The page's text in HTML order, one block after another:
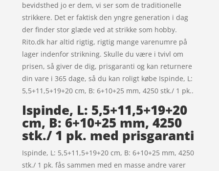
bevidsthed jo er dem, vi ser som de traditionelle
strikkere. Det er faktisk den yngre generation i dag
der finder stor glæde ved at strikke som hobby.
Rito.dk har altid rigtig, rigtig mange varenumre på
lager indenfor strikning. Skulle du være i tvivl om
prisen, så giver de dig, prisgaranti og kan returnere
din vare i 365 dage, så du kan roligt købe Ispinde, L:
5,5+11,5+19+20 cm, B: 6+10+25 mm, 4250 stk./ 1 pk..
Ispinde, L: 5,5+11,5+19+20
cm, B: 6+10+25 mm, 4250
stk./ 1 pk. med prisgaranti
Ispinde, L: 5,5+11,5+19+20 cm, B: 6+10+25 mm, 4250
stk./ 1 pk. fås sammen med en masse andre varer